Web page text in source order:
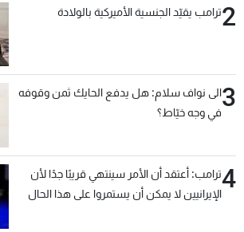
2ترامب يقيّد الجنسية الأميركية بالولادة
3الى نواف سلام: هل يدفع الحايك ثمن وقوفه
في وجه خيّاط؟
4ترامب: أعتقد أن الأمر سينتهي قريبًا جدًا لأن
الإيرانيين لا يمكن أن يستمروا على هذا الحال